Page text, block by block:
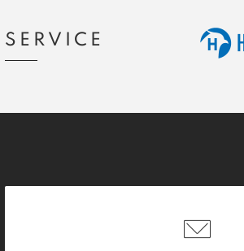
SERVICE